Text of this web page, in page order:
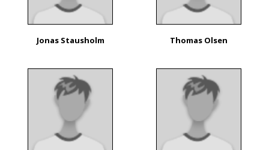
Jonas Stausholm Thomas Olsen